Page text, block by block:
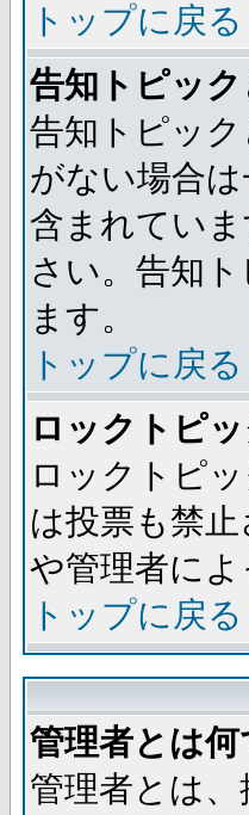
トップに戻る
告知トピッ
告知トピッ
がない場合
含まれてい
さい。告知
ます。
トップに戻る
ロックトピ
ロックトピ
は投票も禁
や管理者に
トップに戻る
管理者とは
管理者とは